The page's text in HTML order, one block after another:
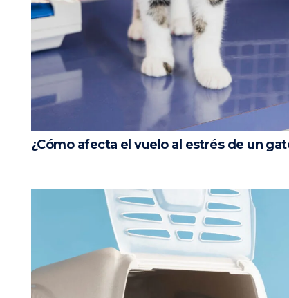
¿Cómo afecta el vuelo al estrés de un